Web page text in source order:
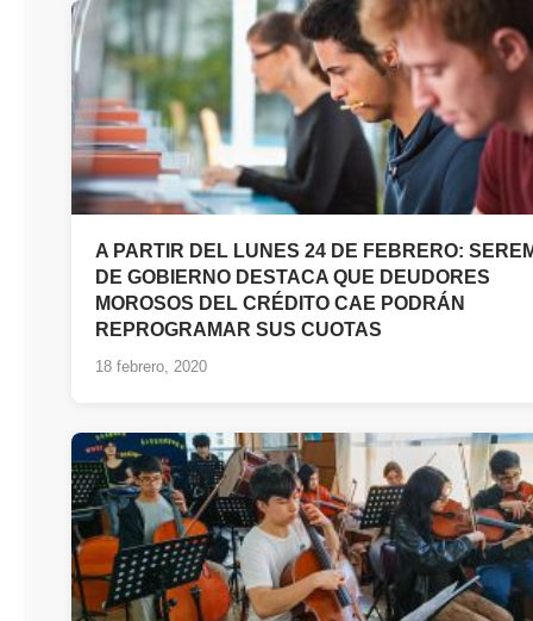
A PARTIR DEL LUNES 24 DE FEBRERO:
DE GOBIERNO DESTACA QUE DEUDORES
MOROSOS DEL CRÉDITO CAE PODRÁN
REPROGRAMAR SUS CUOTAS
18 febrero, 2020